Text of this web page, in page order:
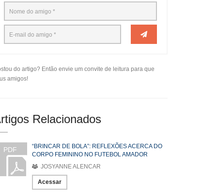
do artigo? Então envie um convite de leitura para que
amigos!
Relacionados
PDF
“BRINCAR DE BOLA”: REFLEXÕES ACERCA DO
CORPO FEMININO NO FUTEBOL AMADOR
JOSYANNE ALENCAR
Acessar